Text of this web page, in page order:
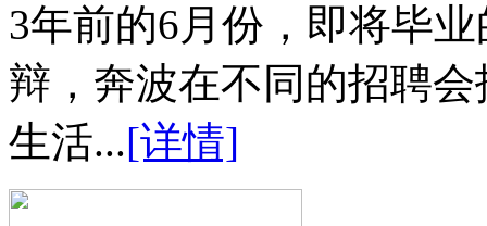
3年前的6月份，即将毕
辩，奔波在不同的招聘
生活...[详情]